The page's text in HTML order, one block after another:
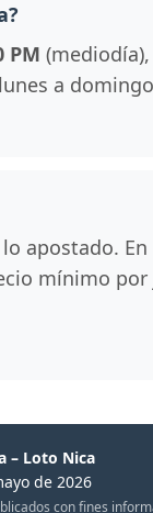
PM (mediodía),
a
lo apostado.
mínimo por
– Loto Nica
de 2026
con fines